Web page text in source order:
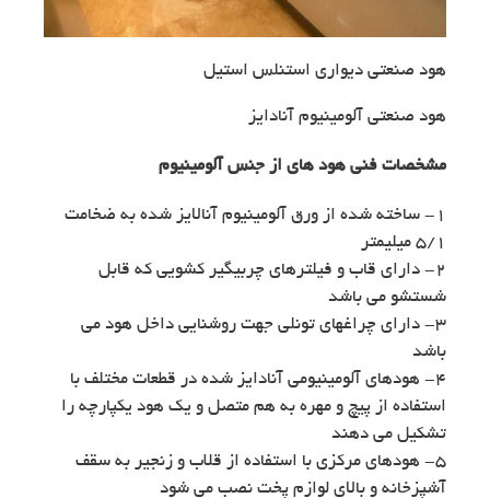
هود صنعتی دیواری استنلس استیل
هود صنعتی آلومینیوم آنادایز
مشخصات فنی هود های از جنس آلومینیوم
۱- ساخته شده از ورق آلومینیوم آنالایز شده به ضخامت
۵/۱ میلیمتر
۲- دارای قاب و فیلترهای چربیگیر کشویی که قابل
شستشو می باشد
۳- دارای چراغهای تونلی جهت روشنایی داخل هود می
باشد
۴- هودهای آلومینیومی آنادایز شده در قطعات مختلف با
استفاده از پیچ و مهره به هم متصل و یک هود یکپارچه را
تشکیل می دهند
۵- هودهای مرکزی با استفاده از قلاب و زنجیر به سقف
آشپزخانه و بالای لوازم پخت نصب می شود